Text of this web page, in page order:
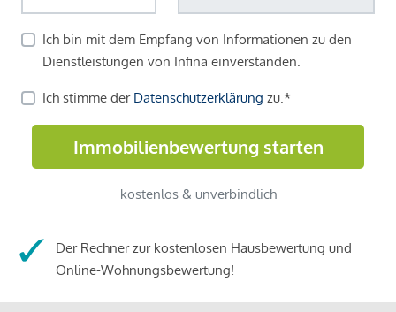
Der Rechner zur kostenlosen Hausbewertung und
Online-Wohnungsbewertung!